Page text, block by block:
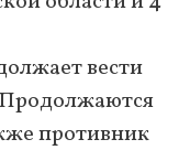
вести
Продолжаются
противник